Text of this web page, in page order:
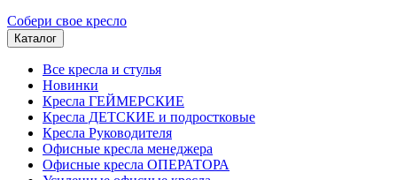
Собери свое кресло
Каталог
Все кресла и стулья
Новинки
Кресла ГЕЙМЕРСКИЕ
Кресла ДЕТСКИЕ и подростковые
Кресла Руководителя
Офисные кресла менеджера
Офисные кресла ОПЕРАТОРА